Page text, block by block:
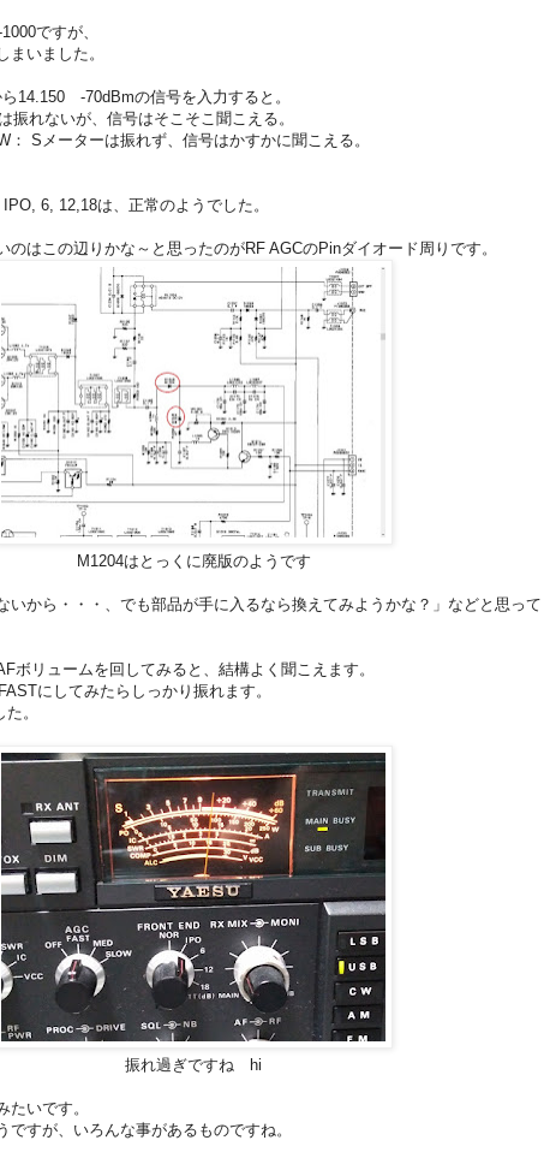
ですが、
まいました。
14.150 -70dBmの信号を入力すると。
振れないが、信号はそこそこ聞こえる。
： Sメーターは振れず、信号はかすかに聞こえる。
6, 12,18は、正常のようでした。
のはこの辺りかな～と思ったのがRF AGCのPinダイオード周りです。
M1204はとっくに廃版のようです
いから・・・、でも部品が手に入るなら換えてみようかな？」などと思って
ボリュームを回してみると、結構よく聞こえます。
にしてみたらしっかり振れます。
。
振れ過ぎですね hi
たいです。
ですが、いろんな事があるものですね。